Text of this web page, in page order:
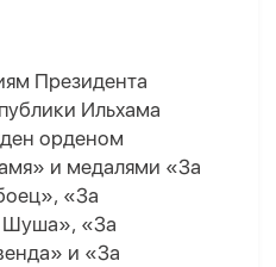
Президента
Ильхама
орденом
и медалями «За
«За
Шуша», «За
и «За